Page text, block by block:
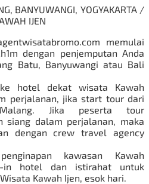
BANYUWANGI, YOGYAKARTA /
IJEN
memulai
dengan penjemputan Anda
Batu, Banyuwangi atau Bali
hotel dekat wisata Kawah
perjalanan, jika start tour dari
Jika peserta tour
siang dalam perjalanan, maka
dengan crew travel agency
kawasan Kawah
in hotel dan istirahat untuk
Kawah Ijen , esok hari.